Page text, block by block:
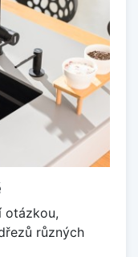
otázkou,
různých